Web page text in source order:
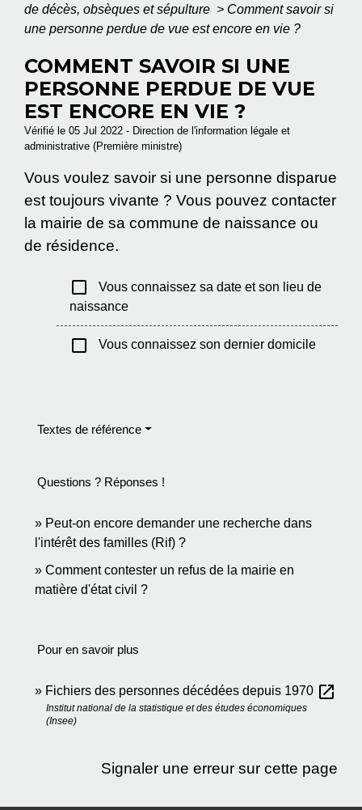
de décès, obsèques et sépulture > Comment savoir si
une personne perdue de vue est encore en vie ?
COMMENT SAVOIR SI UNE
PERSONNE PERDUE DE VUE
EST ENCORE EN VIE ?
Vérifié le 05 Jul 2022 - Direction de l'information légale et
administrative (Première ministre)
Vous voulez savoir si une personne disparue
est toujours vivante ? Vous pouvez contacter
la mairie de sa commune de naissance ou
de résidence.
check_box_outline_blank
Vous connaissez sa date et son lieu de
naissance
check_box_outline_blank Vous connaissez son dernier domicile
Textes de référence
Questions ? Réponses !
Peut-on encore demander une recherche dans
l'intérêt des familles (Rif) ?
Comment contester un refus de la mairie en
matière d'état civil ?
Pour en savoir plus
Fichiers des personnes décédées depuis 1970 open_in_new
Institut national de la statistique et des études économiques
(Insee)
Signaler une erreur sur cette page